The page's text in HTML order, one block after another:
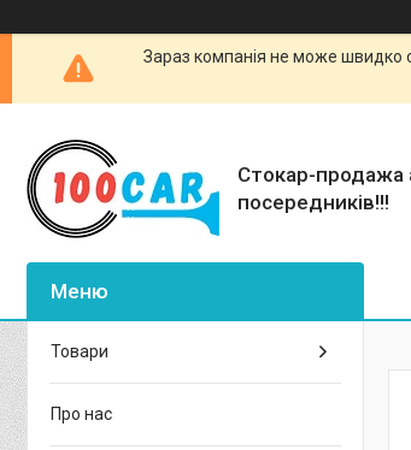
Зараз компанія не може швидко
Стокар-продажа
посередників!!!
Товари
Про нас